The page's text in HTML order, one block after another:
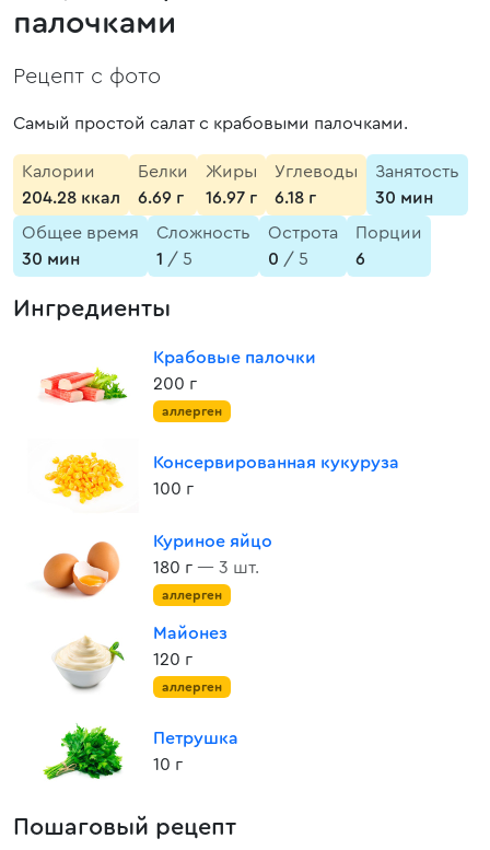
палочками
Рецепт с фото
Самый простой салат с крабовыми палочками.
Калории
204.28 ккал
Белки
6.69 г
Жиры
16.97 г
Углеводы
6.18 г
Занятость
30 мин
Общее время
30 мин
Сложность
1 / 5
Острота
0 / 5
Порции
6
Ингредиенты
Крабовые палочки
200 г
аллерген
Консервированная кукуруза
100 г
Куриное яйцо
180 г — 3 шт.
аллерген
Майонез
120 г
аллерген
Петрушка
10 г
Пошаговый рецепт